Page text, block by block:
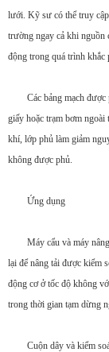
lưới. Kỹ sư có thể truy
trường ngay cả khi nguồn
động trong quá trình khắc
Các bảng mạch
giấy hoặc trạm bơm
khí, lớp phủ làm giảm
không được phủ.
Ứng dụng
Máy cẩu và máy
lại để nâng tải được kiểm
động cơ ở tốc độ không
trong thời gian tạm dừng
Cuộn dây và kiểm